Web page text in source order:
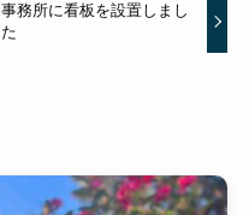
事務所に看板を設置しまし
た